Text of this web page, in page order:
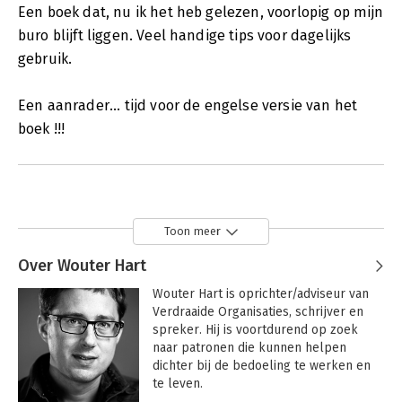
Een boek dat, nu ik het heb gelezen, voorlopig op mijn
buro blijft liggen. Veel handige tips voor dagelijks
gebruik.
Een aanrader... tijd voor de engelse versie van het
boek !!!
Toon meer
Over Wouter Hart
Wouter Hart is oprichter/adviseur van
Verdraaide Organisaties, schrijver en
spreker. Hij is voortdurend op zoek
naar patronen die kunnen helpen
dichter bij de bedoeling te werken en
te leven.